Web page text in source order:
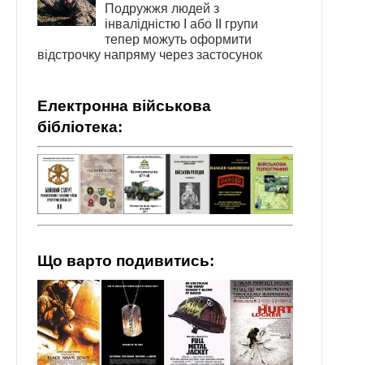
Подружжя людей з
інвалідністю І або ІІ групи
тепер можуть оформити
відстрочку напряму через застосунок
Електронна військова
бібліотека:
Що варто подивитись: